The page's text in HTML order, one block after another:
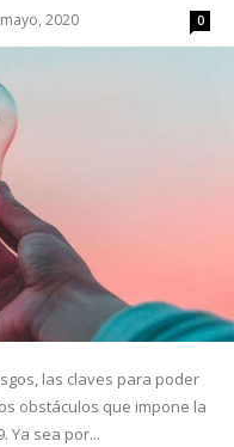
2020 0
las claves para poder
obstáculos que impone la
Ya sea por...